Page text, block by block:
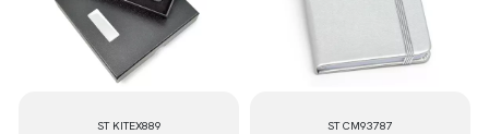
ST KITEX889 ST CM93787